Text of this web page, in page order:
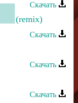
Скачать
(remix)
Скачать
Скачать
Скачать